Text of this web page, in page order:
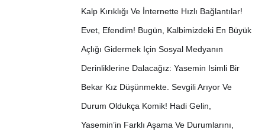
Kalp Kırıklığı Ve İnternette Hızlı Bağlantılar!
Evet, Efendim! Bugün, Kalbimizdeki En Büyük
Açlığı Gidermek Için Sosyal Medyanın
Derinliklerine Dalacağız: Yasemin Isimli Bir
Bekar Kız Düşünmekte. Sevgili Arıyor Ve
Durum Oldukça Komik! Hadi Gelin,
Yasemin’in Farklı Aşama Ve Durumlarını,